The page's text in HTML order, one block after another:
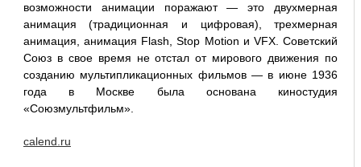
возможности анимации поражают — это двухмерная
анимация (традиционная и цифровая), трехмерная
анимация, анимация Flash, Stop Motion и VFX. Советский
Союз в свое время не отстал от мирового движения по
созданию мультипликационных фильмов — в июне 1936
года в Москве была основана киностудия
«Союзмультфильм».
calend.ru